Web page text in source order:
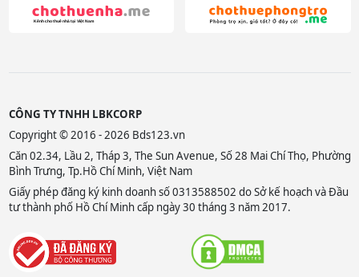
CÔNG TY TNHH LBKCORP
Copyright © 2016 - 2026 Bds123.vn
Căn 02.34, Lầu 2, Tháp 3, The Sun Avenue, Số 28 Mai Chí Thọ, Phường
Bình Trưng, Tp.Hồ Chí Minh, Việt Nam
Giấy phép đăng ký kinh doanh số 0313588502 do Sở kế hoạch và Đầu
tư thành phố Hồ Chí Minh cấp ngày 30 tháng 3 năm 2017.